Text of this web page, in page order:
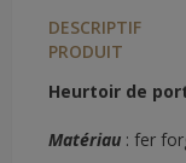
DESCRIPTIF
PRODUIT
Heurtoir de
Matériau : fer